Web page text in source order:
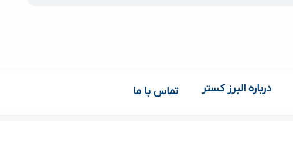
درباره البرز کستر تماس با ما